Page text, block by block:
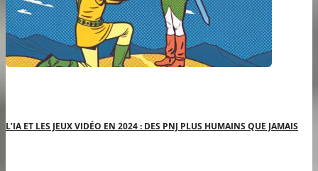
L’IA ET LES JEUX VIDÉO EN 2024 : DES PNJ PLUS HUMAINS QUE JAMAIS